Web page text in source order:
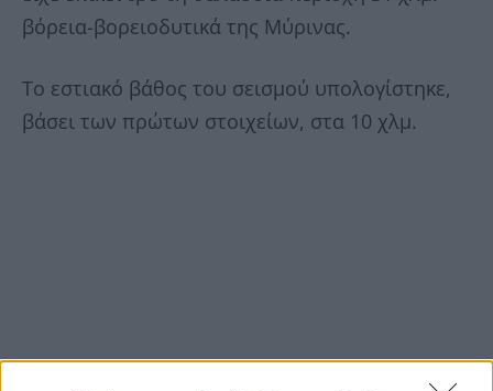
βόρεια-βορειοδυτικά της Μύρινας.
Το εστιακό βάθος του σεισμού υπολογίστηκε,
βάσει των πρώτων στοιχείων, στα 10 χλμ.